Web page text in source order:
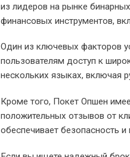
из лидеров на рынке
финансовых инструментов,
Один из ключевых факторов
пользователям доступ к
нескольких языках, включая
Кроме того, Покет Опшен
положительных отзывов от
обеспечивает безопасность